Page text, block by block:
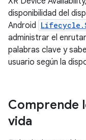
disponibilidad del
Android
administrar el
palabras clave y
usuario según la
Comprende
vida